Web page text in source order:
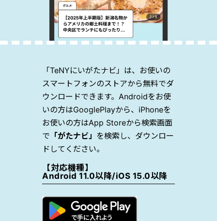
「TeNYにいがたナビ」は、お使いの
スマートフォンのストアから無料でダ
ウンロードできます。Androidをお使
いの方はGooglePlayから、iPhoneを
お使いの方はApp Storeから検索画面
で 「がたナビ」 を検索し、ダウンロー
ドしてください。
【対応機種】
Android 11.0以降/iOS 15.0以降